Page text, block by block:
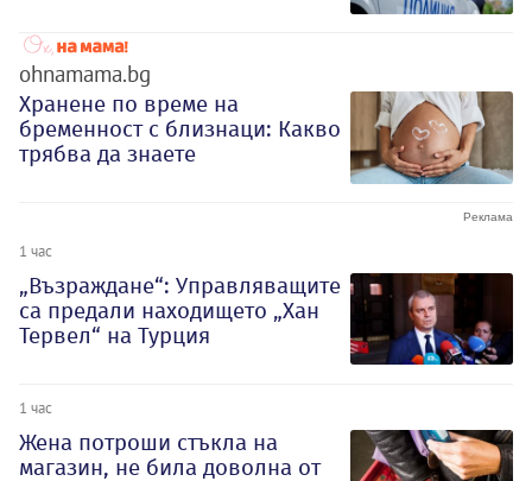
ohnamama.bg
Хранене по време на
бременност с близнаци: Какво
трябва да знаете
1 час
„Възраждане“: Управляващите
са предали находището „Хан
Тервел“ на Турция
1 час
Жена потроши стъкла на
магазин, не била доволна от